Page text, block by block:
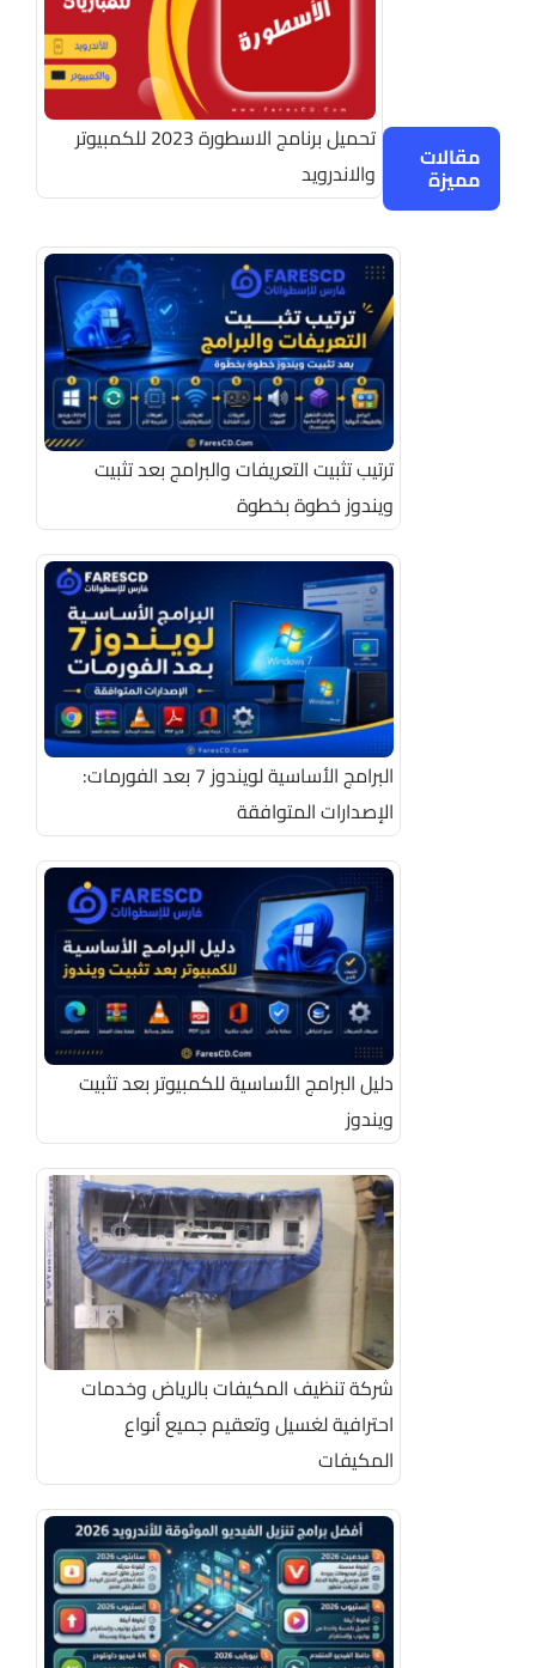
مقالات
مميزة
تحميل برنامج الاسطورة 2023 للكمبيوتر
والاندرويد
ترتيب تثبيت التعريفات والبرامج بعد تثبيت
ويندوز خطوة بخطوة
البرامج الأساسية لويندوز 7 بعد الفورمات:
الإصدارات المتوافقة
دليل البرامج الأساسية للكمبيوتر بعد تثبيت
شركة تنظيف المكيفات بالرياض وخدمات
احترافية لغسيل وتعقيم جميع أنواع
المكيفات